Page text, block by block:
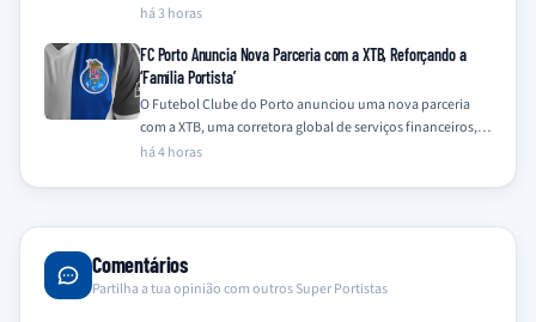
equipa…
há 3 horas
FC Porto Anuncia Nova Parceria com a XTB, Reforçando a
‘Família Portista’
O Futebol Clube do Porto anunciou uma nova parceria
com a XTB, uma corretora global de serviços financeiros,
integrando a empresa na…
há 4 horas
Comentários
Partilha a tua opinião com outros Super Portistas